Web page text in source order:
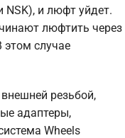
NSK), и люфт уйдет.
люфтить через
этом случае
резьбой,
адаптеры,
Wheels